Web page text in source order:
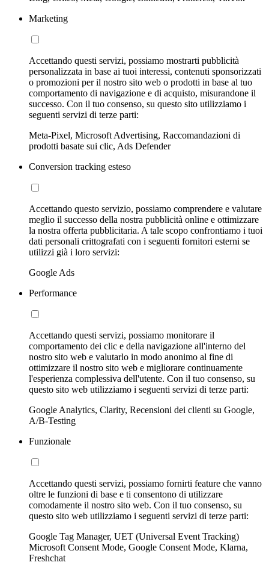
Marketing
Accettando questi servizi, possiamo mostrarti pubblicità
personalizzata in base ai tuoi interessi, contenuti sponsorizzati
o promozioni per il nostro sito web o prodotti in base al tuo
comportamento di navigazione e di acquisto, misurandone il
successo. Con il tuo consenso, su questo sito utilizziamo i
seguenti servizi di terze parti:
Meta-Pixel, Microsoft Advertising, Raccomandazioni di
prodotti basate sui clic, Ads Defender
Conversion tracking esteso
Accettando questo servizio, possiamo comprendere e valutare
meglio il successo della nostra pubblicità online e ottimizzare
la nostra offerta pubblicitaria. A tale scopo confrontiamo i tuoi
dati personali crittografati con i seguenti fornitori esterni se
utilizzi già i loro servizi:
Google Ads
Performance
Accettando questi servizi, possiamo monitorare il
comportamento dei clic e della navigazione all'interno del
nostro sito web e valutarlo in modo anonimo al fine di
ottimizzare il nostro sito web e migliorare continuamente
l'esperienza complessiva dell'utente. Con il tuo consenso, su
questo sito web utilizziamo i seguenti servizi di terze parti:
Google Analytics, Clarity, Recensioni dei clienti su Google,
A/B-Testing
Funzionale
Accettando questi servizi, possiamo fornirti feature che vanno
oltre le funzioni di base e ti consentono di utilizzare
comodamente il nostro sito web. Con il tuo consenso, su
questo sito web utilizziamo i seguenti servizi di terze parti:
Google Tag Manager, UET (Universal Event Tracking)
Microsoft Consent Mode, Google Consent Mode, Klarna,
Freshchat